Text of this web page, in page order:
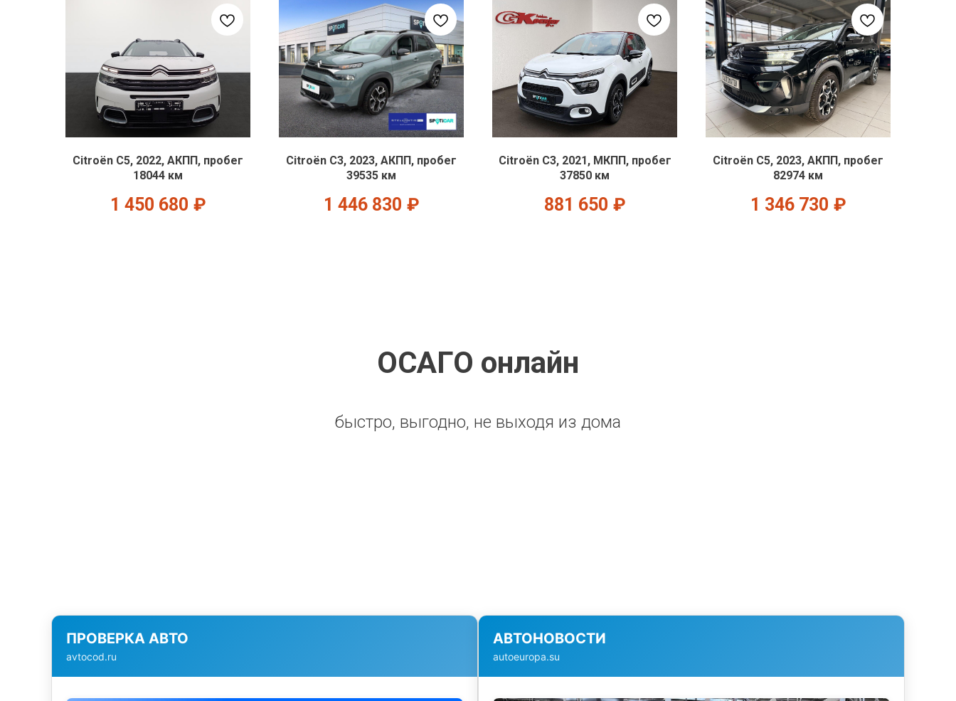
Citroën C5, 2022, АКПП, пробег
18044 км
1 450 680 ₽
Citroën C3, 2023, АКПП, пробег
39535 км
1 446 830 ₽
Citroën C3, 2021, МКПП, пробег
37850 км
881 650 ₽
Citroën C5, 2023, АКПП, пробег
82974 км
1 346 730 ₽
ОСАГО онлайн
быстро, выгодно, не выходя из дома
ПРОВЕРКА АВТО
avtocod.ru
АВТОНОВОСТИ
autoeuropa.su